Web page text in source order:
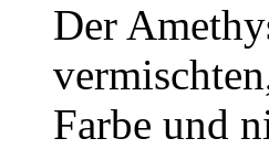
Der
Farbe und